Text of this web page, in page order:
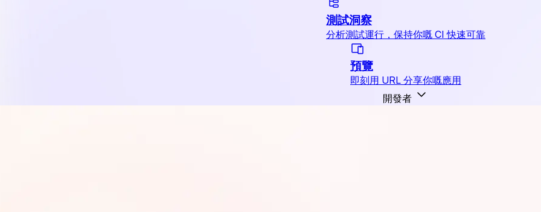
測試洞察
分析測試運行，保持你嘅 CI 快速可靠
預覽
即刻用 URL 分享你嘅應用
開發者